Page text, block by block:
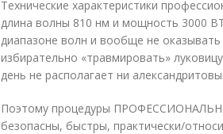
Технические характеристики
длина волны 810 нм и мощность 3000
диапазоне волн и вообще не
избирательно «травмировать»
день не располагает ни
Поэтому процедуры
безопасны, быстры, практически/